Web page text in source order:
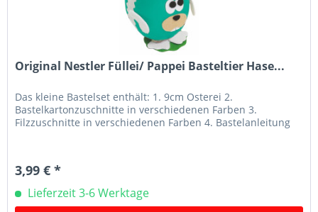
Original Nestler Füllei/ Pappei Basteltier Hase...
Das kleine Bastelset enthält: 1. 9cm Osterei 2.
Bastelkartonzuschnitte in verschiedenen Farben 3.
Filzzuschnitte in verschiedenen Farben 4. Bastelanleitung
3,99 € *
Lieferzeit 3-6 Werktage